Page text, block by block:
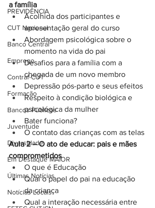
PREVIDÊNCIA
CUT Nacional
Banco Central
Emprego
Contraf-CUT
Formação
Bancos Públicos
Juventude
Diversidade
Em Destaque MAIOR
Últimas Notícias
Notícias Locais
a família
Acolhida dos participantes e
apresentação geral do curso
Abordagem psicológica sobre o
momento na vida do pai
Desafios para a família com a
chegada de um novo membro
Depressão pós-parto e seus efeitos
Respeito à condição biológica e
psicológica da mulher
Bater funciona?
O contato das crianças com as telas
Aula 2 – O ato de educar: pais e mães
comprometidos
O que é Educação
Qual o papel do pai na educação
da criança
Qual a interação necessária entre